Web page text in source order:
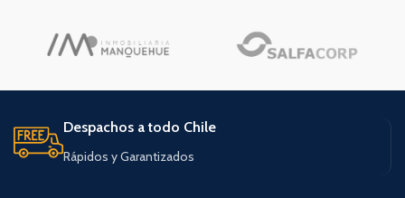
Despachos a todo Chile
Rápidos y Garantizados